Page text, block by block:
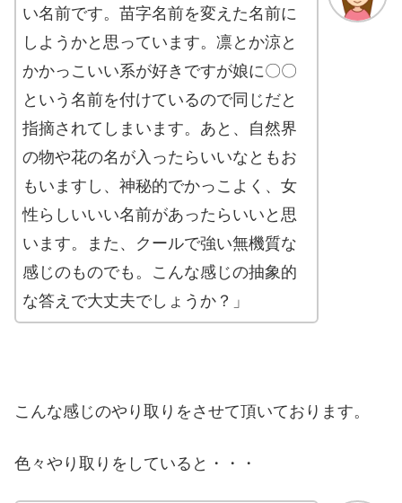
い名前です。苗字名前を変えた名前に
しようかと思っています。凛とか涼と
かかっこいい系が好きですが娘に〇〇
という名前を付けているので同じだと
指摘されてしまいます。あと、自然界
の物や花の名が入ったらいいなともお
もいますし、神秘的でかっこよく、女
性らしいいい名前があったらいいと思
います。また、クールで強い無機質な
感じのものでも。こんな感じの抽象的
な答えで大丈夫でしょうか？」
こんな感じのやり取りをさせて頂いております。
色々やり取りをしていると・・・